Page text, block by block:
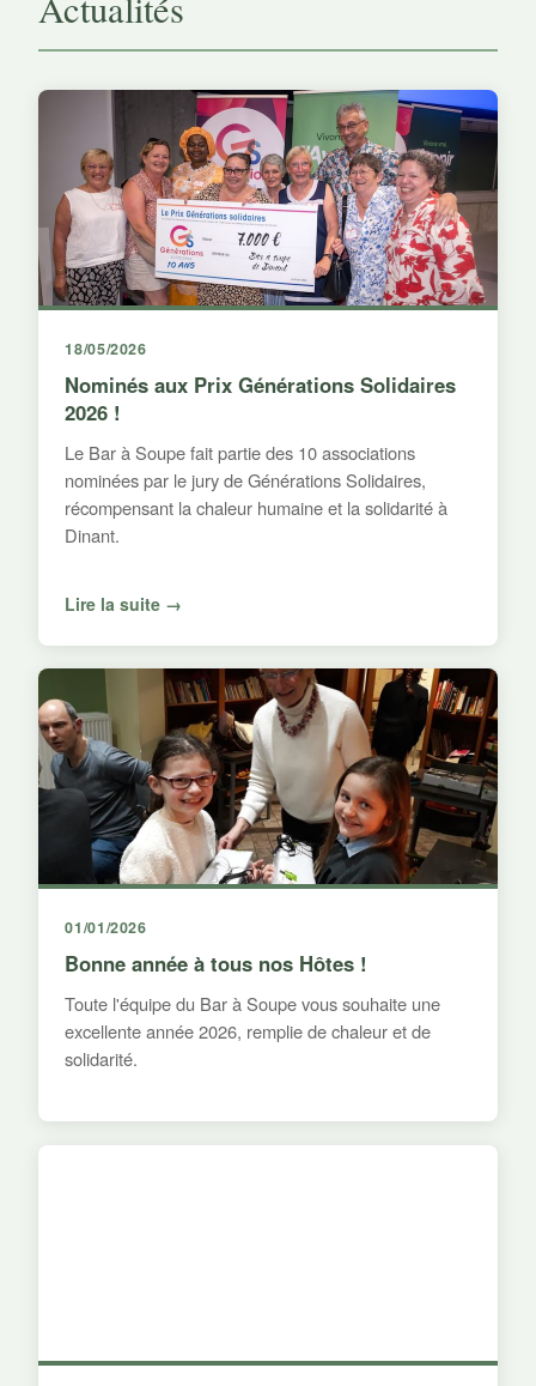
18/05/2026
Nominés aux Prix Générations Solidaires
2026 !
Le Bar à Soupe fait partie des 10 associations
nominées par le jury de Générations Solidaires,
récompensant la chaleur humaine et la solidarité à
Dinant.
Lire la suite →
01/01/2026
Bonne année à tous nos Hôtes !
Toute l'équipe du Bar à Soupe vous souhaite une
excellente année 2026, remplie de chaleur et de
solidarité.